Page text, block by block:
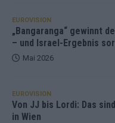
EUROVISION
„Bangaranga“ gewinnt
– und Israel-Ergebnis
Mai 2026
EUROVISION
Von JJ bis Lordi: Das
in Wien